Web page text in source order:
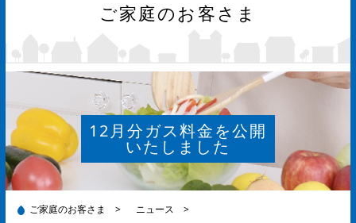
ご家庭のお客さま
12月分ガス料金を公開
いたしました
ご家庭のお客さま > ニュース >